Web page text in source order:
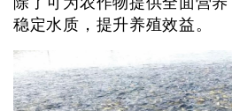
稳定水质，提升养殖效益。